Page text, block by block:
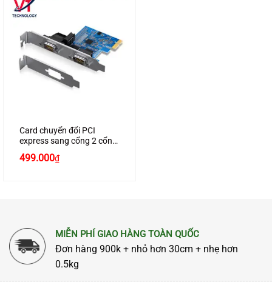
Card chuyển đổi PCI
express sang cổng 2 cổng
Ugreen 80116 cao cấp
499.000₫
MIỄN PHÍ GIAO HÀNG TOÀN QUỐC
Đơn hàng 900k + nhỏ hơn 30cm + nhẹ hơn
0.5kg